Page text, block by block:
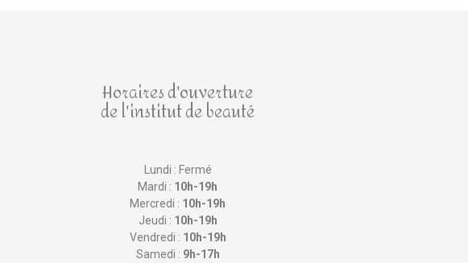
Horaires d'ouverture
de l'institut de beauté
Lundi : Fermé
Mardi : 10h-19h
Mercredi : 10h-19h
Jeudi : 10h-19h
Vendredi : 10h-19h
Samedi : 9h-17h